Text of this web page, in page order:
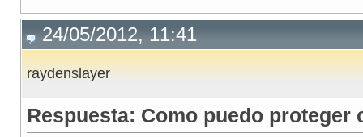
24/05/2012, 11:41
raydenslayer
Respuesta: Como puedo